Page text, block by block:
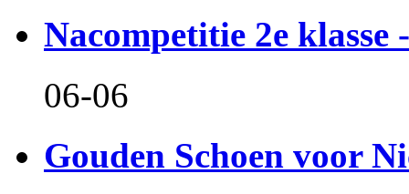
Nacompetitie 2e klasse
06-06
Gouden Schoen voor